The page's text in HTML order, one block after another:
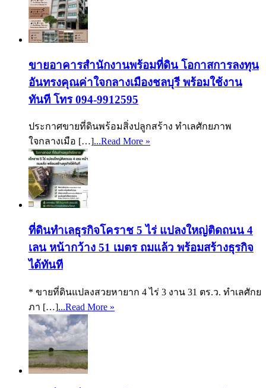
ขายอาคารสำนักงานพร้อมที่ดิน โอกาสการลงทุน
อันทรงคุณค่าใจกลางเมืองชลบุรี พร้อมใช้งาน
ทันที โทร 094-9912595
ประกาศขายที่ดินพร้อมสิ่งปลูกสร้าง ทำเลศักยภาพ
ใจกลางเมือ […]...Read More »
ที่ดินทำเลธุรกิจโคราช 5 ไร่ แปลงใหญ่ติดถนน 4
เลน หน้ากว้าง 51 เมตร ถมแล้ว พร้อมสร้างธุรกิจ
ได้ทันที
* ขายที่ดินแปลงสวยหายาก 4 ไร่ 3 งาน 31 ตร.ว. ทำเลศักย
ภา […]...Read More »